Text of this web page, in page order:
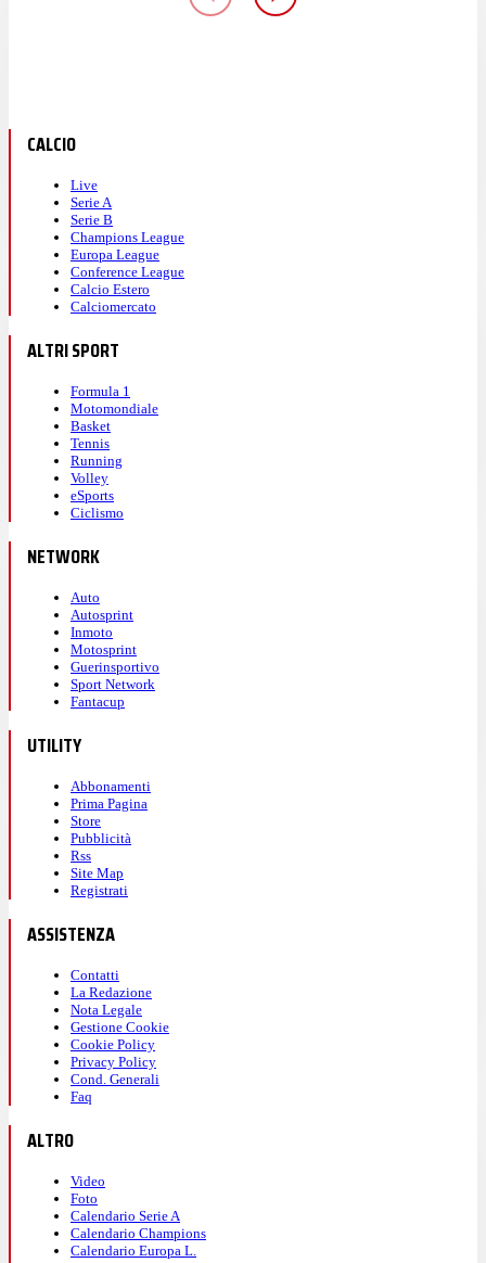
CALCIO
Live
Serie A
Serie B
Champions League
Europa League
Conference League
Calcio Estero
Calciomercato
ALTRI SPORT
Formula 1
Motomondiale
Basket
Tennis
Running
Volley
eSports
Ciclismo
NETWORK
Auto
Autosprint
Inmoto
Motosprint
Guerinsportivo
Sport Network
Fantacup
UTILITY
Abbonamenti
Prima Pagina
Store
Pubblicità
Rss
Site Map
Registrati
ASSISTENZA
Contatti
La Redazione
Nota Legale
Gestione Cookie
Cookie Policy
Privacy Policy
Cond. Generali
Faq
ALTRO
Video
Foto
Calendario Serie A
Calendario Champions
Calendario Europa L.